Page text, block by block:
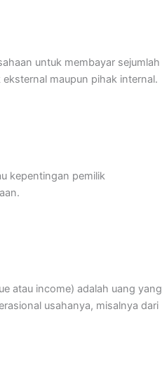
untuk membayar sejumlah
maupun pihak internal.
kepentingan pemilik
atau income) adalah uang yang
usahanya, misalnya dari